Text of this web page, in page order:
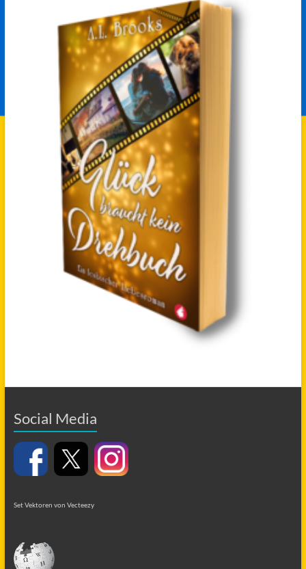
Social Media
Set Vektoren von Vecteezy